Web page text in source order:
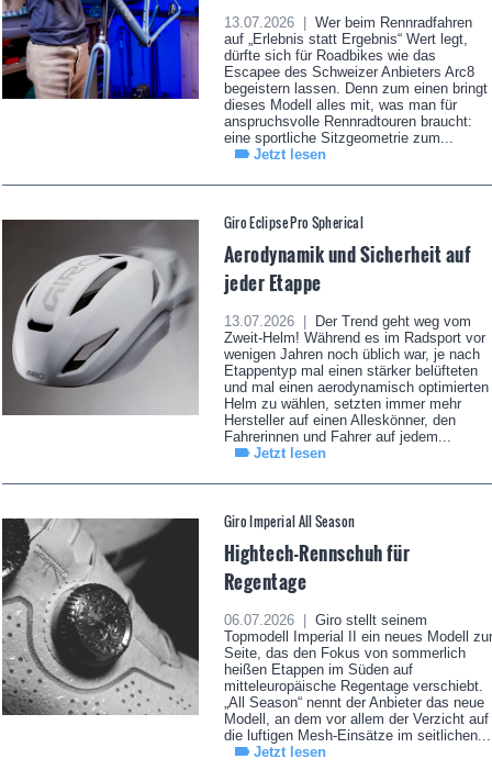
13.07.2026 |
Wer beim Rennradfahren
auf „Erlebnis statt Ergebnis“ Wert legt,
dürfte sich für Roadbikes wie das
Escapee des Schweizer Anbieters Arc8
begeistern lassen. Denn zum einen bringt
dieses Modell alles mit, was man für
anspruchsvolle Rennradtouren braucht:
eine sportliche Sitzgeometrie zum...
Jetzt lesen
Giro Eclipse Pro Spherical
Aerodynamik und Sicherheit auf
jeder Etappe
13.07.2026 |
Der Trend geht weg vom
Zweit-Helm! Während es im Radsport vor
wenigen Jahren noch üblich war, je nach
Etappentyp mal einen stärker belüfteten
und mal einen aerodynamisch optimierten
Helm zu wählen, setzten immer mehr
Hersteller auf einen Alleskönner, den
Fahrerinnen und Fahrer auf jedem...
Jetzt lesen
Giro Imperial All Season
Hightech-Rennschuh für
Regentage
06.07.2026 |
Giro stellt seinem
Topmodell Imperial II ein neues Modell zur
Seite, das den Fokus von sommerlich
heißen Etappen im Süden auf
mitteleuropäische Regentage verschiebt.
„All Season“ nennt der Anbieter das neue
Modell, an dem vor allem der Verzicht auf
die luftigen Mesh-Einsätze im seitlichen...
Jetzt lesen